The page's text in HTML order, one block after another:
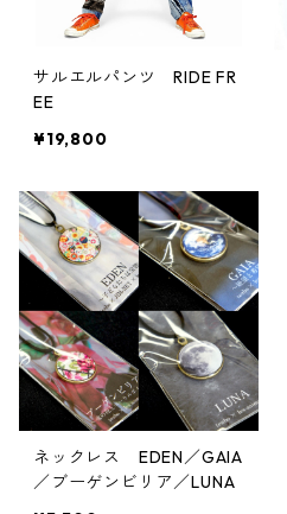
サルエルパンツ RIDE FR
EE
¥19,800
ネックレス EDEN／GAIA
／ブーゲンビリア／LUNA